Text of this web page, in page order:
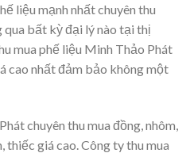
liệu mạnh nhất chuyên thu
bất kỳ đại lý nào tại thị
mua phế liệu Minh Thảo Phát
cao nhất đảm bảo không một
chuyên thu mua đồng, nhôm,
thiếc giá cao. Công ty thu mua